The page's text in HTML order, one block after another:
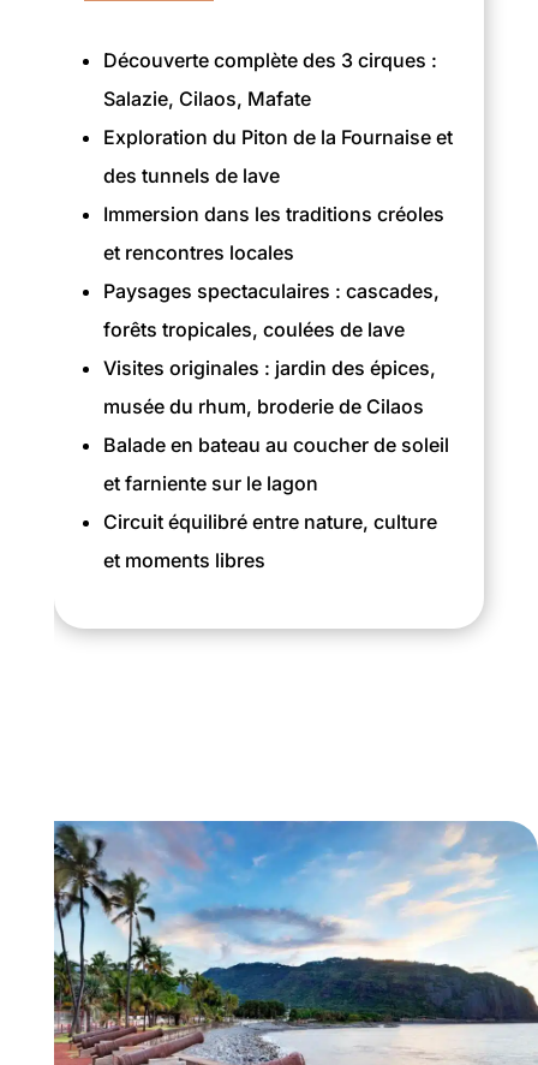
Découverte complète des 3 cirques :
Salazie, Cilaos, Mafate
Exploration du Piton de la Fournaise et
des tunnels de lave
Immersion dans les traditions créoles
et rencontres locales
Paysages spectaculaires : cascades,
forêts tropicales, coulées de lave
Visites originales : jardin des épices,
musée du rhum, broderie de Cilaos
Balade en bateau au coucher de soleil
et farniente sur le lagon
Circuit équilibré entre nature, culture
et moments libres